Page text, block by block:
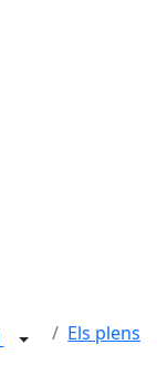
Els plens